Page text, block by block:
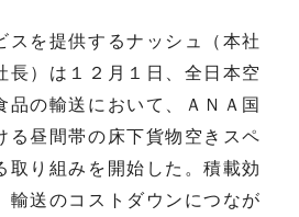
を提供するナッシュ（本社
長）は１２月１日、全日本空
品の輸送において、ＡＮＡ国
る昼間帯の床下貨物空きスペ
取り組みを開始した。積載効
輸送のコストダウンにつなが